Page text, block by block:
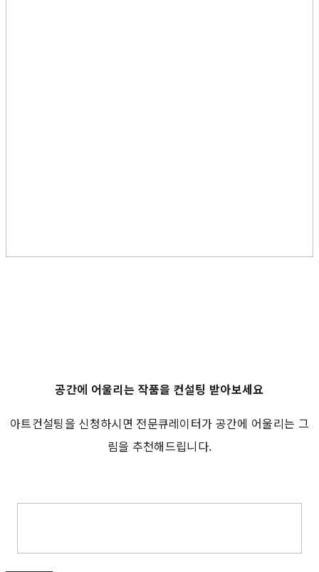
공간에 어울리는 작품을 컨설팅 받아보세요
아트컨설팅을 신청하시면 전문큐레이터가 공간에 어울리는 그
림을 추천해드립니다.